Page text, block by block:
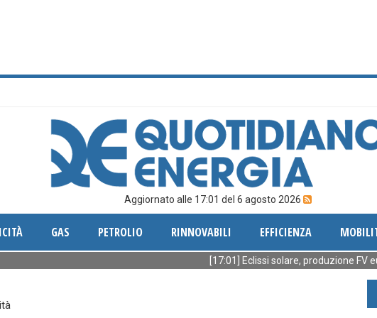
Aggiornato alle 17:01 del 6 agosto 2026
GAS PETROLIO RINNOVABILI EFFICIENZA
[17:01] Eclissi solare, produzione FV europea